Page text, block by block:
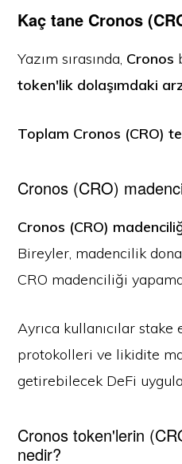
Kaç tane Cronos
Yazım sırasında, Cronos
token'lik dolaşımdaki
Toplam Cronos (CRO)
Cronos (CRO)
Cronos (CRO)
Bireyler, madencilik
CRO madenciliği
Ayrıca kullanıcılar
protokolleri ve likidite
getirebilecek DeFi
Cronos token'lerin
nedir?